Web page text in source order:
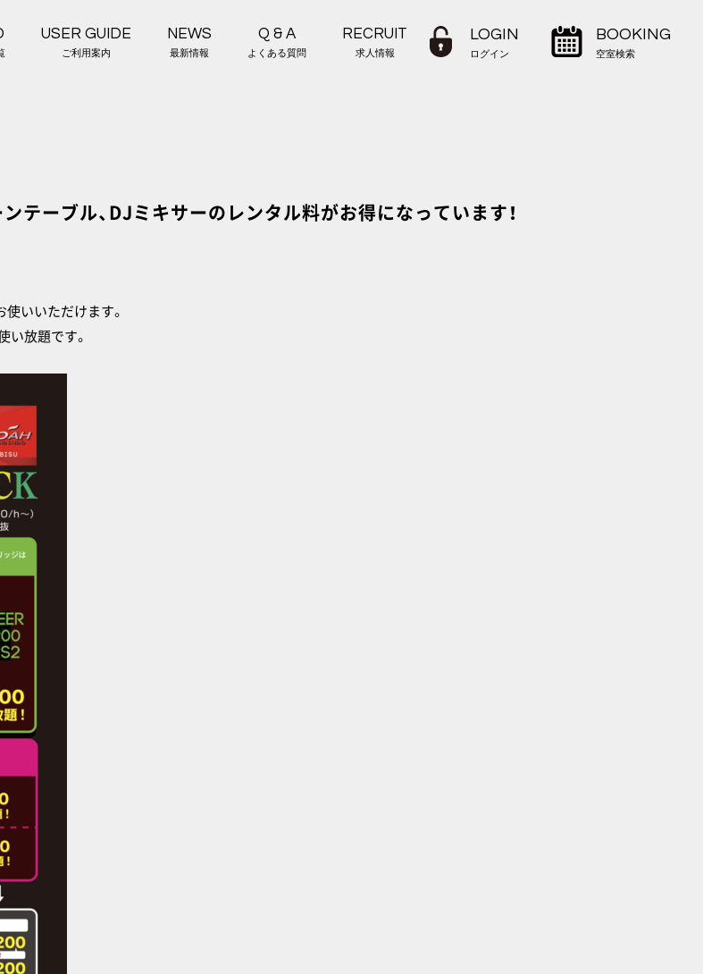
USER GUIDE
ご利用案内
NEWS
最新情報
Q & A
よくある質問
RECRUIT
求人情報
LOGIN
ログイン
BOOKING
空室検索
ンテーブル、DJミキサーのレンタル料がお得になっています！
使いいただけます。
い放題です。